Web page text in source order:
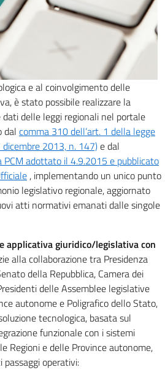
e al coinvolgimento delle
è stato possibile realizzare la
delle leggi regionali nel portale
dal comma 310 dell’art. 1 della legge
2013, n. 147)e dal
PCM adottato il 4.9.2015 e pubblicato
, implementando un unico punto
legislativo regionale, aggiornato
atti normativi emanati dalle singole
applicativa giuridico/legislativa con
alla collaborazione tra Presidenza
della Repubblica, Camera dei
delle Assemblee legislative
autonome e Poligrafico dello Stato,
tecnologica, basata sul
funzionale con i sistemi
Regioni e delle Province autonome,
passaggi operativi: